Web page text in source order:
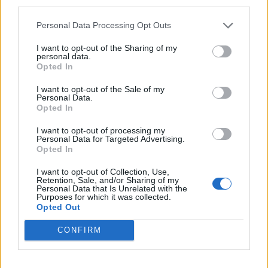
Personal Data Processing Opt Outs
I want to opt-out of the Sharing of my
personal data.
Opted In
I want to opt-out of the Sale of my
Personal Data.
Opted In
I want to opt-out of processing my
Personal Data for Targeted Advertising.
Opted In
I want to opt-out of Collection, Use,
Retention, Sale, and/or Sharing of my
Personal Data that Is Unrelated with the
Purposes for which it was collected.
Opted Out
CONFIRM
Pasaulis 2025-05-25 13:47
„1000 už 1000“ mainai baigti: Ukraina iš
nelaisvės susigrąžino dar 303 gynėjus